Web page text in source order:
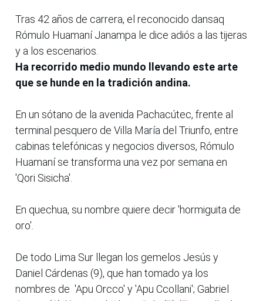
Tras 42 años de carrera, el reconocido dansaq
Rómulo Huamaní Janampa le dice adiós a las tijeras
y a los escenarios.
Ha recorrido medio mundo llevando este arte
que se hunde en la tradición andina.
En un sótano de la avenida Pachacútec, frente al
terminal pesquero de Villa María del Triunfo, entre
cabinas telefónicas y negocios diversos, Rómulo
Huamaní se transforma una vez por semana en
'Qori Sisicha'.
En quechua, su nombre quiere decir 'hormiguita de
oro'.
De todo Lima Sur llegan los gemelos Jesús y
Daniel Cárdenas (9), que han tomado ya los
nombres de 'Apu Orcco' y 'Apu Ccollani'; Gabriel